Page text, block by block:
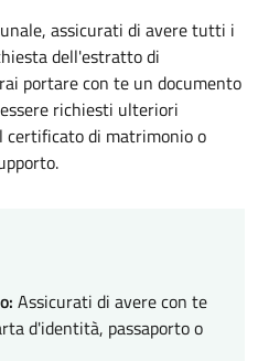
assicurati di avere tutti i
dell'estratto di
portare con te un documento
richiesti ulteriori
certificato di matrimonio o
Assicurati di avere con te
d'identità, passaporto o